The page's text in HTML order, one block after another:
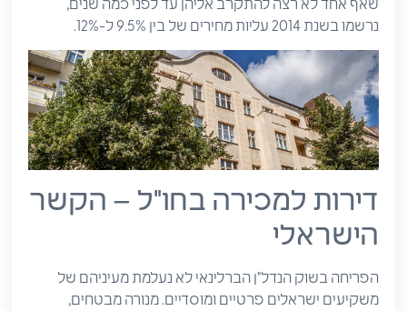
שאף אחד לא רצה להתקרב אליהן עד לפני כמה שנים,
נרשמו בשנת 2014 עליות מחירים של בין 9.5% ל-12%.
דירות למכירה בחו"ל – הקשר
הישראלי
הפריחה בשוק הנדל"ן הברלינאי לא נעלמת מעיניהם של
משקיעים ישראלים פרטיים ומוסדיים. מנורה מבטחים,